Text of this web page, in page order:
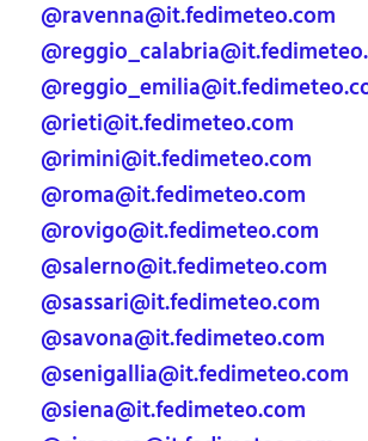
@ravenna@it.fedimeteo.com
@rieti@it.fedimeteo.com
@rimini@it.fedimeteo.com
@roma@it.fedimeteo.com
@rovigo@it.fedimeteo.com
@salerno@it.fedimeteo.com
@sassari@it.fedimeteo.com
@savona@it.fedimeteo.com
@senigallia@it.fedimeteo.com
@siena@it.fedimeteo.com